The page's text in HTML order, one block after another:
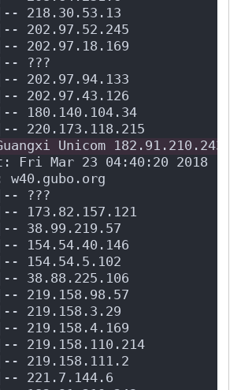
218.30.53.13
202.97.52.245
202.97.18.169
???
202.97.94.133
202.97.43.126
180.140.104.34
220.173.118.215
Unicom
Fri Mar 23 04:40:20 2018
w40.gubo.org
???
173.82.157.121
38.99.219.57
154.54.40.146
154.54.5.102
38.88.225.106
219.158.98.57
219.158.3.29
219.158.4.169
219.158.110.214
219.158.111.2
221.7.144.6